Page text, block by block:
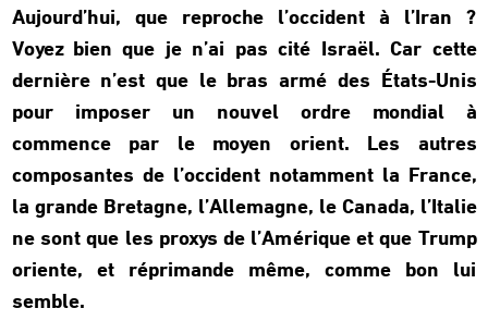
Aujourd’hui, que reproche l’occident à l’Iran ?
Voyez bien que je n’ai pas cité Israël. Car cette
dernière n’est que le bras armé des États-Unis
pour imposer un nouvel ordre mondial à
commence par le moyen orient. Les autres
composantes de l’occident notamment la France,
la grande Bretagne, l’Allemagne, le Canada, l’Italie
ne sont que les proxys de l’Amérique et que Trump
oriente, et réprimande même, comme bon lui
semble.